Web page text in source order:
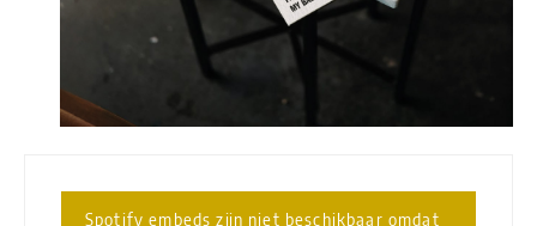
Spotify embeds zijn niet beschikbaar omdat